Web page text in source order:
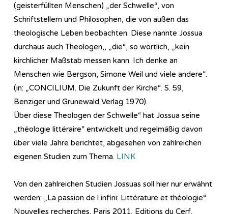
(geisterfüllten Menschen) „der Schwelle“, von
Schriftstellern und Philosophen, die von außen das
theologische Leben beobachten. Diese nannte Jossua
durchaus auch Theologen,, „die“, so wörtlich, „kein
kirchlicher Maßstab messen kann. Ich denke an
Menschen wie Bergson, Simone Weil und viele andere“.
(in: „CONCILIUM. Die Zukunft der Kirche“. S. 59,
Benziger und Grünewald Verlag 1970).
Über diese Theologen der Schwelle“ hat Jossua seine
„théologie littéraire“ entwickelt und regelmäßig davon
über viele Jahre berichtet, abgesehen von zahlreichen
eigenen Studien zum Thema. LINK
Von den zahlreichen Studien Jossuas soll hier nur erwähnt
werden: „La passion de l infini: Littérature et théologie“.
Nouvelles recherches. Paris 2011, Editions du Cerf.